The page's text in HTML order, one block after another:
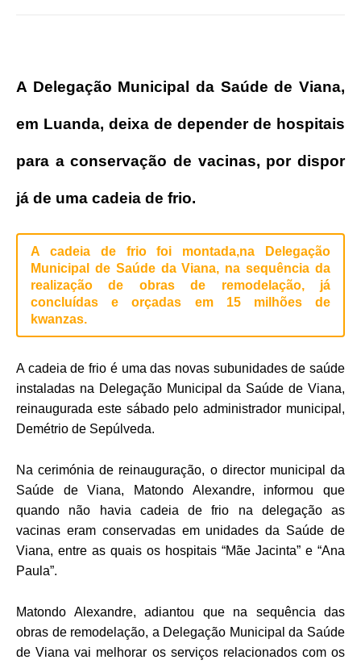
A Delegação Municipal da Saúde de Viana,
em Luanda, deixa de depender de hospitais
para a conservação de vacinas, por dispor
já de uma cadeia de frio.
A cadeia de frio foi montada,na Delegação
Municipal de Saúde da Viana, na sequência da
realização de obras de remodelação, já
concluídas e orçadas em 15 milhões de
kwanzas.
A cadeia de frio é uma das novas subunidades de saúde
instaladas na Delegação Municipal da Saúde de Viana,
reinaugurada este sábado pelo administrador municipal,
Demétrio de Sepúlveda.
Na cerimónia de reinauguração, o director municipal da
Saúde de Viana, Matondo Alexandre, informou que
quando não havia cadeia de frio na delegação as
vacinas eram conservadas em unidades da Saúde de
Viana, entre as quais os hospitais “Mãe Jacinta” e “Ana
Paula”.
Matondo Alexandre, adiantou que na sequência das
obras de remodelação, a Delegação Municipal da Saúde
de Viana vai melhorar os serviços relacionados com os